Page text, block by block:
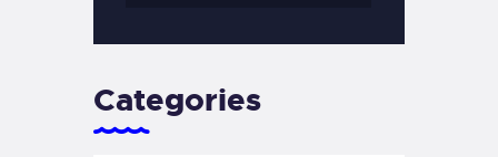
Categories